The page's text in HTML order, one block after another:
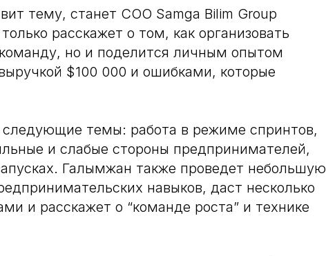
тему, станет COO Samga Bilim Group
расскажет о том, как организовать
но и поделится личным опытом
$100 000 и ошибками, которые
темы: работа в режиме спринтов,
и слабые стороны предпринимателей,
Галымжан также проведет небольшую
навыков, даст несколько
и расскажет о “команде роста” и технике